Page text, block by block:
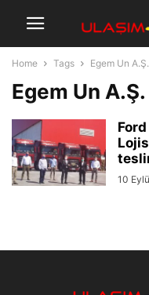
Home Tags Egem Un A.Ş.
Egem Un A.Ş.
10